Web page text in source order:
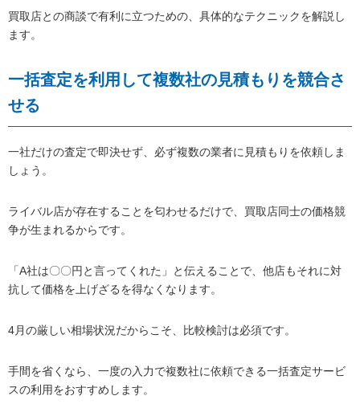
買取店との商談で有利に立つための、具体的なテクニックを解説し
ます。
一括査定を利用して複数社の見積もりを競合さ
せる
一社だけの査定で即決せず、必ず複数の業者に見積もりを依頼しま
しょう。
ライバル店が存在することを匂わせるだけで、買取店同士の価格競
争が生まれるからです。
「A社は〇〇円と言ってくれた」と伝えることで、他店もそれに対
抗して価格を上げざるを得なくなります。
4月の厳しい相場状況だからこそ、比較検討は必須です。
手間を省くなら、一度の入力で複数社に依頼できる一括査定サービ
スの利用をおすすめします。